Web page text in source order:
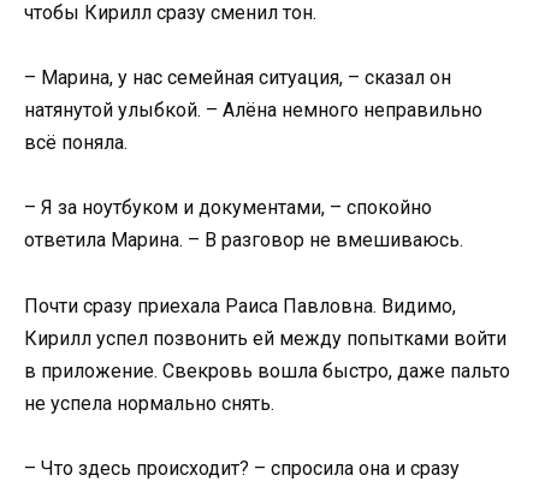
чтобы Кирилл сразу сменил тон.
– Марина, у нас семейная ситуация, – сказал он
натянутой улыбкой. – Алёна немного неправильно
всё поняла.
– Я за ноутбуком и документами, – спокойно
ответила Марина. – В разговор не вмешиваюсь.
Почти сразу приехала Раиса Павловна. Видимо,
Кирилл успел позвонить ей между попытками войти
в приложение. Свекровь вошла быстро, даже пальто
не успела нормально снять.
– Что здесь происходит? – спросила она и сразу